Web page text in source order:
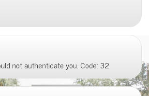
not authenticate you. Code: 32